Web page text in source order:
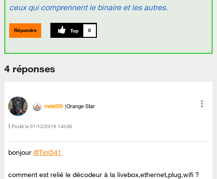
ceux qui comprennent le binaire et les autres.
Répondre 0
4 réponses
melet39 Orange Star
Posté le ‎01/12/2019 14h36
bonjour@Tim541
comment est relié le décodeur à la livebox,ethernet,plug,wifi ?